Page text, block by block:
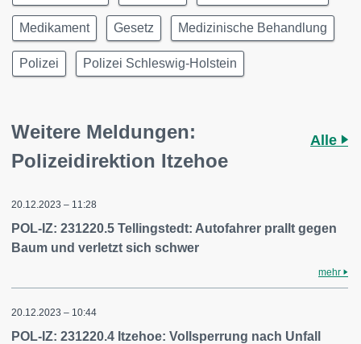
Medikament Gesetz Medizinische Behandlung
Polizei Polizei Schleswig-Holstein
Weitere Meldungen:
Polizeidirektion Itzehoe
Alle
20.12.2023 – 11:28
POL-IZ: 231220.5 Tellingstedt: Autofahrer prallt gegen
Baum und verletzt sich schwer
mehr
20.12.2023 – 10:44
POL-IZ: 231220.4 Itzehoe: Vollsperrung nach Unfall